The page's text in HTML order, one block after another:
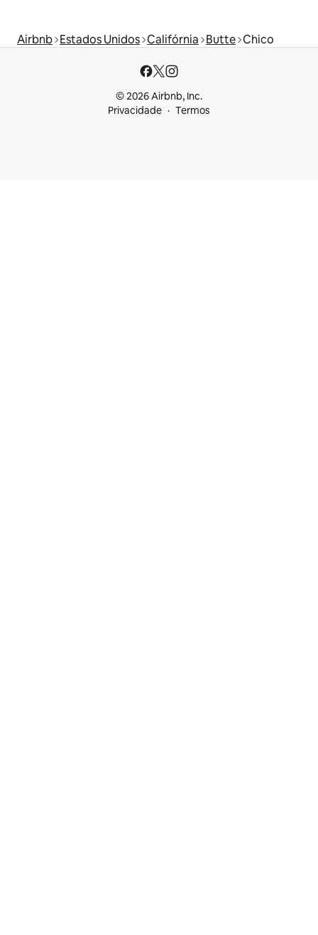
Airbnb Estados Unidos Califórnia Butte Chico
© 2026 Airbnb, Inc.
Privacidade
Termos